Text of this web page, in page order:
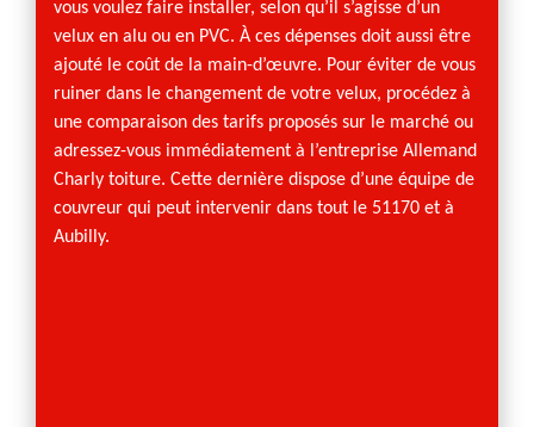
vous voulez faire installer, selon qu’il s’agisse d’un
velux en alu ou en PVC. À ces dépenses doit aussi être
ajouté le coût de la main-d’œuvre. Pour éviter de vous
ruiner dans le changement de votre velux, procédez à
une comparaison des tarifs proposés sur le marché ou
adressez-vous immédiatement à l’entreprise Allemand
Charly toiture. Cette dernière dispose d’une équipe de
couvreur qui peut intervenir dans tout le 51170 et à
Aubilly.